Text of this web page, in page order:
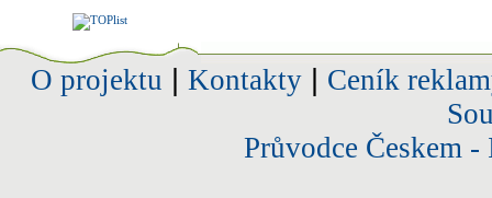
O projektu Kontakty| Ceník
Průvodce Českem